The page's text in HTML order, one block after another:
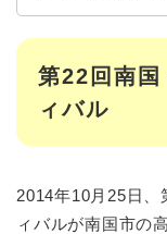
第22回南国
ィバル
2014年10月25日、
ィバルが南国市の